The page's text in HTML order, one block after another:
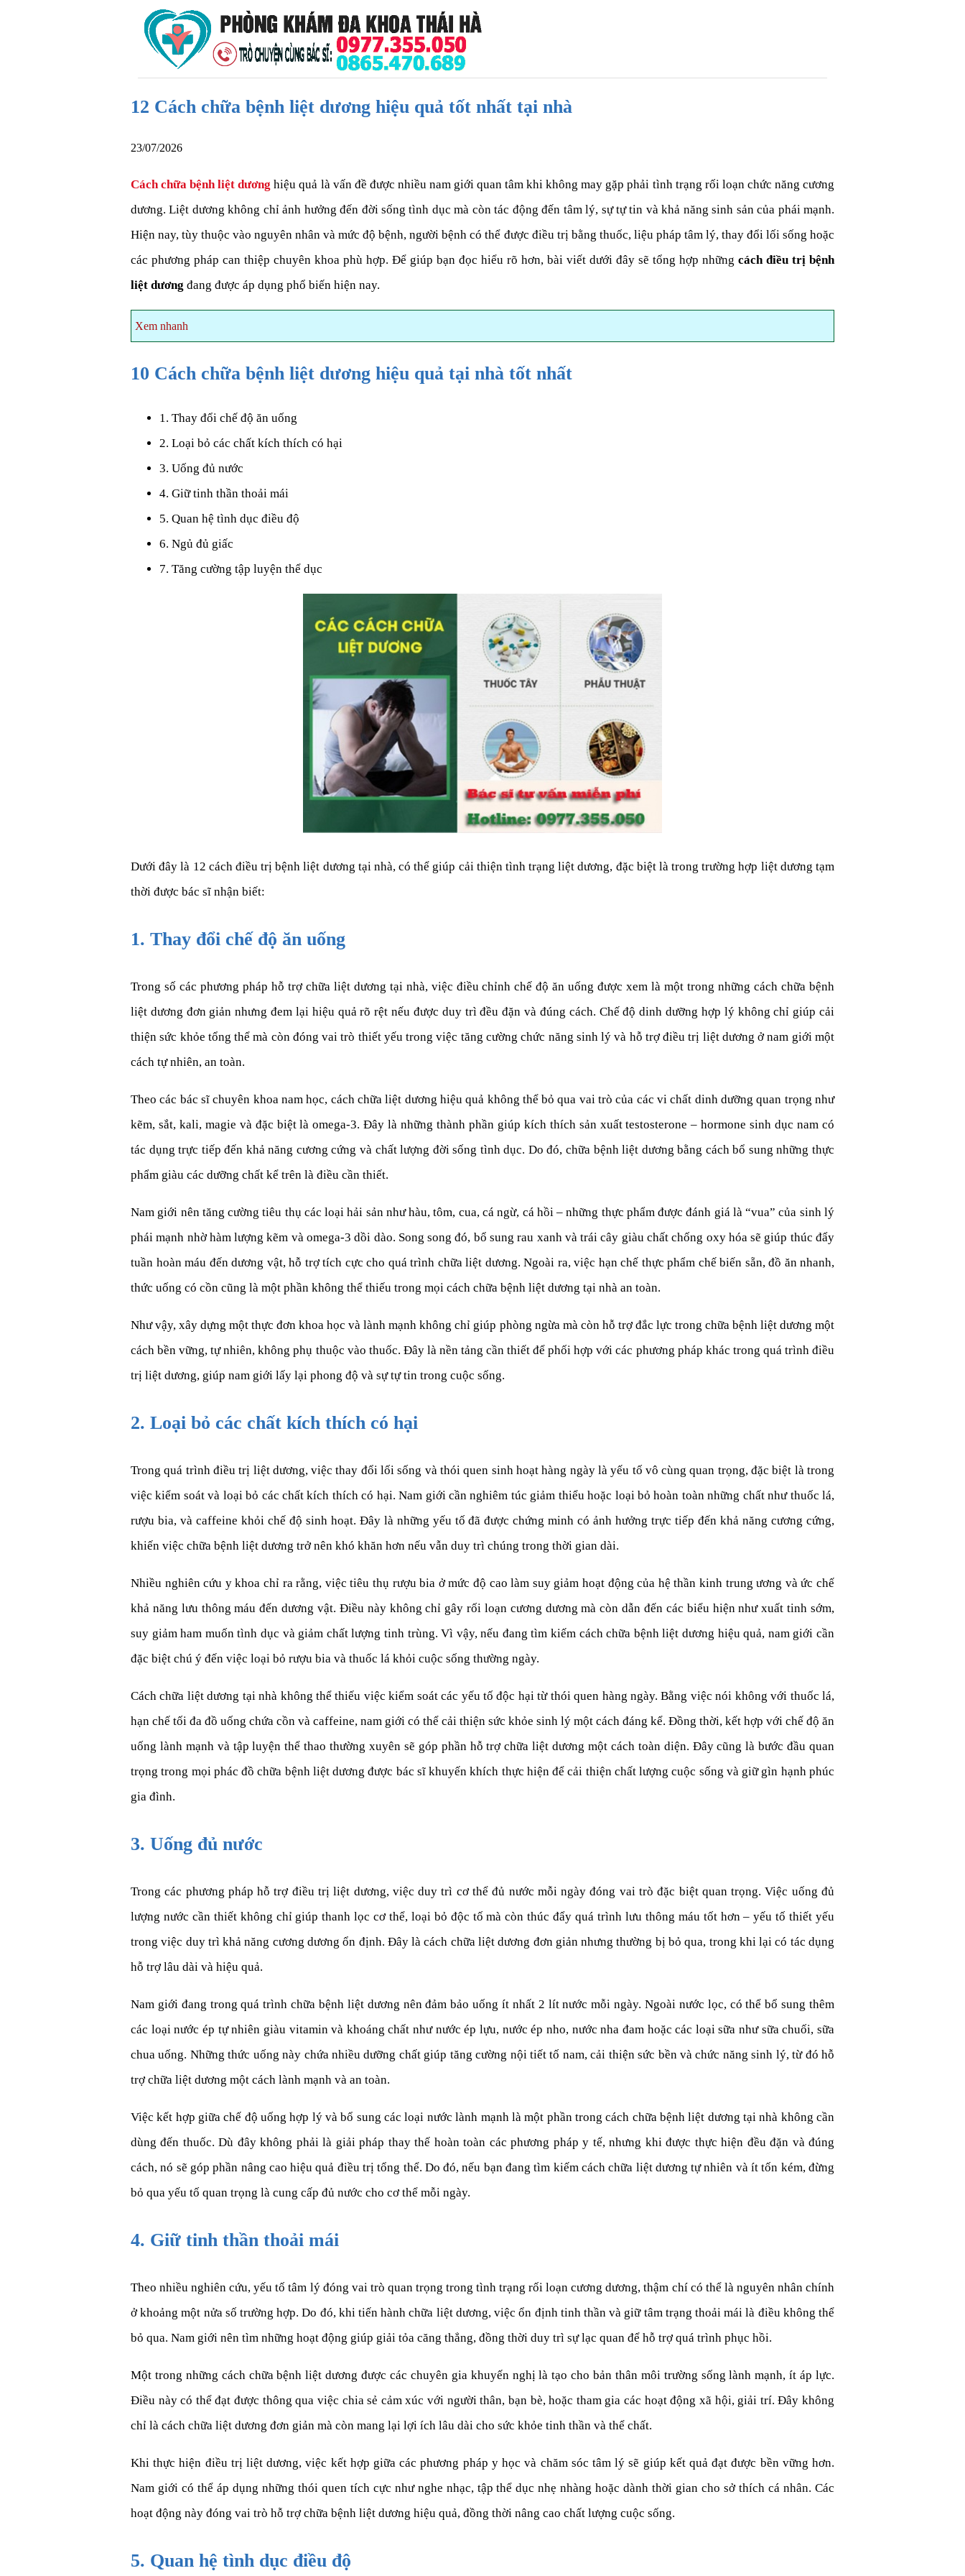
12 Cách chữa bệnh liệt dương hiệu quả tốt nhất tại nhà
23/07/2026
Cách chữa bệnh liệt dương hiệu quả là vấn đề được nhiều nam giới quan tâm khi không may gặp phải tình trạng rối loạn chức năng cương
dương. Liệt dương không chỉ ảnh hưởng đến đời sống tình dục mà còn tác động đến tâm lý, sự tự tin và khả năng sinh sản của phái mạnh.
Hiện nay, tùy thuộc vào nguyên nhân và mức độ bệnh, người bệnh có thể được điều trị bằng thuốc, liệu pháp tâm lý, thay đổi lối sống hoặc
các phương pháp can thiệp chuyên khoa phù hợp. Để giúp bạn đọc hiểu rõ hơn, bài viết dưới đây sẽ tổng hợp những cách điều trị bệnh
liệt dương đang được áp dụng phổ biến hiện nay.
Xem nhanh
10 Cách chữa bệnh liệt dương hiệu quả tại nhà tốt nhất
1. Thay đổi chế độ ăn uống
2. Loại bỏ các chất kích thích có hại
3. Uống đủ nước
4. Giữ tinh thần thoải mái
5. Quan hệ tình dục điều độ
6. Ngủ đủ giấc
7. Tăng cường tập luyện thể dục
Dưới đây là 12 cách điều trị bệnh liệt dương tại nhà, có thể giúp cải thiện tình trạng liệt dương, đặc biệt là trong trường hợp liệt dương tạm
thời được bác sĩ nhận biết:
1. Thay đổi chế độ ăn uống
Trong số các phương pháp hỗ trợ chữa liệt dương tại nhà, việc điều chỉnh chế độ ăn uống được xem là một trong những cách chữa bệnh
liệt dương đơn giản nhưng đem lại hiệu quả rõ rệt nếu được duy trì đều đặn và đúng cách. Chế độ dinh dưỡng hợp lý không chỉ giúp cải
thiện sức khỏe tổng thể mà còn đóng vai trò thiết yếu trong việc tăng cường chức năng sinh lý và hỗ trợ điều trị liệt dương ở nam giới một
cách tự nhiên, an toàn.
Theo các bác sĩ chuyên khoa nam học, cách chữa liệt dương hiệu quả không thể bỏ qua vai trò của các vi chất dinh dưỡng quan trọng như
kẽm, sắt, kali, magie và đặc biệt là omega-3. Đây là những thành phần giúp kích thích sản xuất testosterone – hormone sinh dục nam có
tác dụng trực tiếp đến khả năng cương cứng và chất lượng đời sống tình dục. Do đó, chữa bệnh liệt dương bằng cách bổ sung những thực
phẩm giàu các dưỡng chất kể trên là điều cần thiết.
Nam giới nên tăng cường tiêu thụ các loại hải sản như hàu, tôm, cua, cá ngừ, cá hồi – những thực phẩm được đánh giá là “vua” của sinh lý
phái mạnh nhờ hàm lượng kẽm và omega-3 dồi dào. Song song đó, bổ sung rau xanh và trái cây giàu chất chống oxy hóa sẽ giúp thúc đẩy
tuần hoàn máu đến dương vật, hỗ trợ tích cực cho quá trình chữa liệt dương. Ngoài ra, việc hạn chế thực phẩm chế biến sẵn, đồ ăn nhanh,
thức uống có cồn cũng là một phần không thể thiếu trong mọi cách chữa bệnh liệt dương tại nhà an toàn.
Như vậy, xây dựng một thực đơn khoa học và lành mạnh không chỉ giúp phòng ngừa mà còn hỗ trợ đắc lực trong chữa bệnh liệt dương một
cách bền vững, tự nhiên, không phụ thuộc vào thuốc. Đây là nền tảng cần thiết để phối hợp với các phương pháp khác trong quá trình điều
trị liệt dương, giúp nam giới lấy lại phong độ và sự tự tin trong cuộc sống.
2. Loại bỏ các chất kích thích có hại
Trong quá trình điều trị liệt dương, việc thay đổi lối sống và thói quen sinh hoạt hàng ngày là yếu tố vô cùng quan trọng, đặc biệt là trong
việc kiểm soát và loại bỏ các chất kích thích có hại. Nam giới cần nghiêm túc giảm thiểu hoặc loại bỏ hoàn toàn những chất như thuốc lá,
rượu bia, và caffeine khỏi chế độ sinh hoạt. Đây là những yếu tố đã được chứng minh có ảnh hưởng trực tiếp đến khả năng cương cứng,
khiến việc chữa bệnh liệt dương trở nên khó khăn hơn nếu vẫn duy trì chúng trong thời gian dài.
Nhiều nghiên cứu y khoa chỉ ra rằng, việc tiêu thụ rượu bia ở mức độ cao làm suy giảm hoạt động của hệ thần kinh trung ương và ức chế
khả năng lưu thông máu đến dương vật. Điều này không chỉ gây rối loạn cương dương mà còn dẫn đến các biểu hiện như xuất tinh sớm,
suy giảm ham muốn tình dục và giảm chất lượng tinh trùng. Vì vậy, nếu đang tìm kiếm cách chữa bệnh liệt dương hiệu quả, nam giới cần
đặc biệt chú ý đến việc loại bỏ rượu bia và thuốc lá khỏi cuộc sống thường ngày.
Cách chữa liệt dương tại nhà không thể thiếu việc kiểm soát các yếu tố độc hại từ thói quen hàng ngày. Bằng việc nói không với thuốc lá,
hạn chế tối đa đồ uống chứa cồn và caffeine, nam giới có thể cải thiện sức khỏe sinh lý một cách đáng kể. Đồng thời, kết hợp với chế độ ăn
uống lành mạnh và tập luyện thể thao thường xuyên sẽ góp phần hỗ trợ chữa liệt dương một cách toàn diện. Đây cũng là bước đầu quan
trọng trong mọi phác đồ chữa bệnh liệt dương được bác sĩ khuyến khích thực hiện để cải thiện chất lượng cuộc sống và giữ gìn hạnh phúc
gia đình.
3. Uống đủ nước
Trong các phương pháp hỗ trợ điều trị liệt dương, việc duy trì cơ thể đủ nước mỗi ngày đóng vai trò đặc biệt quan trọng. Việc uống đủ
lượng nước cần thiết không chỉ giúp thanh lọc cơ thể, loại bỏ độc tố mà còn thúc đẩy quá trình lưu thông máu tốt hơn – yếu tố thiết yếu
trong việc duy trì khả năng cương dương ổn định. Đây là cách chữa liệt dương đơn giản nhưng thường bị bỏ qua, trong khi lại có tác dụng
hỗ trợ lâu dài và hiệu quả.
Nam giới đang trong quá trình chữa bệnh liệt dương nên đảm bảo uống ít nhất 2 lít nước mỗi ngày. Ngoài nước lọc, có thể bổ sung thêm
các loại nước ép tự nhiên giàu vitamin và khoáng chất như nước ép lựu, nước ép nho, nước nha đam hoặc các loại sữa như sữa chuối, sữa
chua uống. Những thức uống này chứa nhiều dưỡng chất giúp tăng cường nội tiết tố nam, cải thiện sức bền và chức năng sinh lý, từ đó hỗ
trợ chữa liệt dương một cách lành mạnh và an toàn.
Việc kết hợp giữa chế độ uống hợp lý và bổ sung các loại nước lành mạnh là một phần trong cách chữa bệnh liệt dương tại nhà không cần
dùng đến thuốc. Dù đây không phải là giải pháp thay thế hoàn toàn các phương pháp y tế, nhưng khi được thực hiện đều đặn và đúng
cách, nó sẽ góp phần nâng cao hiệu quả điều trị tổng thể. Do đó, nếu bạn đang tìm kiếm cách chữa liệt dương tự nhiên và ít tốn kém, đừng
bỏ qua yếu tố quan trọng là cung cấp đủ nước cho cơ thể mỗi ngày.
4. Giữ tinh thần thoải mái
Theo nhiều nghiên cứu, yếu tố tâm lý đóng vai trò quan trọng trong tình trạng rối loạn cương dương, thậm chí có thể là nguyên nhân chính
ở khoảng một nửa số trường hợp. Do đó, khi tiến hành chữa liệt dương, việc ổn định tinh thần và giữ tâm trạng thoải mái là điều không thể
bỏ qua. Nam giới nên tìm những hoạt động giúp giải tỏa căng thẳng, đồng thời duy trì sự lạc quan để hỗ trợ quá trình phục hồi.
Một trong những cách chữa bệnh liệt dương được các chuyên gia khuyến nghị là tạo cho bản thân môi trường sống lành mạnh, ít áp lực.
Điều này có thể đạt được thông qua việc chia sẻ cảm xúc với người thân, bạn bè, hoặc tham gia các hoạt động xã hội, giải trí. Đây không
chỉ là cách chữa liệt dương đơn giản mà còn mang lại lợi ích lâu dài cho sức khỏe tinh thần và thể chất.
Khi thực hiện điều trị liệt dương, việc kết hợp giữa các phương pháp y học và chăm sóc tâm lý sẽ giúp kết quả đạt được bền vững hơn.
Nam giới có thể áp dụng những thói quen tích cực như nghe nhạc, tập thể dục nhẹ nhàng hoặc dành thời gian cho sở thích cá nhân. Các
hoạt động này đóng vai trò hỗ trợ chữa bệnh liệt dương hiệu quả, đồng thời nâng cao chất lượng cuộc sống.
5. Quan hệ tình dục điều độ